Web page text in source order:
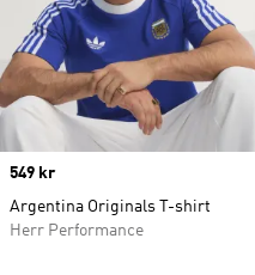
Price
549 kr
Argentina Originals T-shirt
Herr Performance